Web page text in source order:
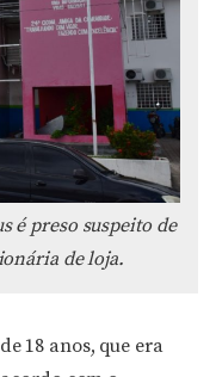
é preso suspeito de
de loja.
18 anos, que era